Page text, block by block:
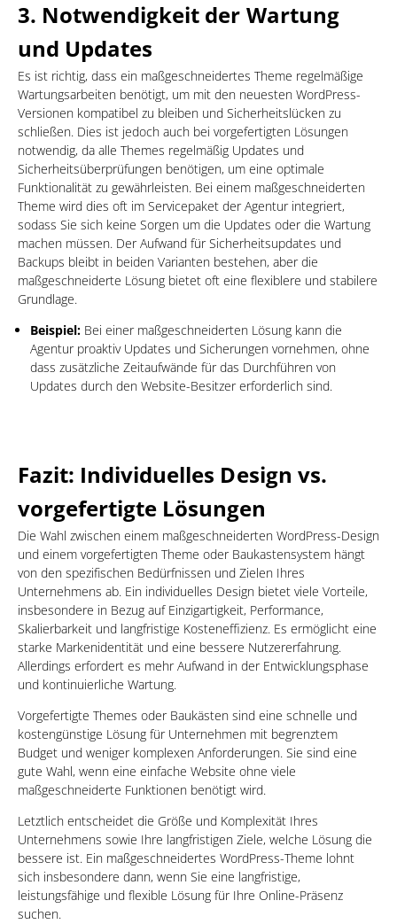
3. Notwendigkeit der Wartung
und Updates
Es ist richtig, dass ein maßgeschneidertes Theme regelmäßige
Wartungsarbeiten benötigt, um mit den neuesten WordPress-
Versionen kompatibel zu bleiben und Sicherheitslücken zu
schließen. Dies ist jedoch auch bei vorgefertigten Lösungen
notwendig, da alle Themes regelmäßig Updates und
Sicherheitsüberprüfungen benötigen, um eine optimale
Funktionalität zu gewährleisten. Bei einem maßgeschneiderten
Theme wird dies oft im Servicepaket der Agentur integriert,
sodass Sie sich keine Sorgen um die Updates oder die Wartung
machen müssen. Der Aufwand für Sicherheitsupdates und
Backups bleibt in beiden Varianten bestehen, aber die
maßgeschneiderte Lösung bietet oft eine flexiblere und stabilere
Grundlage.
Beispiel: Bei einer maßgeschneiderten Lösung kann die
Agentur proaktiv Updates und Sicherungen vornehmen, ohne
dass zusätzliche Zeitaufwände für das Durchführen von
Updates durch den Website-Besitzer erforderlich sind.
Fazit: Individuelles Design vs.
vorgefertigte Lösungen
Die Wahl zwischen einem maßgeschneiderten WordPress-Design
und einem vorgefertigten Theme oder Baukastensystem hängt
von den spezifischen Bedürfnissen und Zielen Ihres
Unternehmens ab. Ein individuelles Design bietet viele Vorteile,
insbesondere in Bezug auf Einzigartigkeit, Performance,
Skalierbarkeit und langfristige Kosteneffizienz. Es ermöglicht eine
starke Markenidentität und eine bessere Nutzererfahrung.
Allerdings erfordert es mehr Aufwand in der Entwicklungsphase
und kontinuierliche Wartung.
Vorgefertigte Themes oder Baukästen sind eine schnelle und
kostengünstige Lösung für Unternehmen mit begrenztem
Budget und weniger komplexen Anforderungen. Sie sind eine
gute Wahl, wenn eine einfache Website ohne viele
maßgeschneiderte Funktionen benötigt wird.
Letztlich entscheidet die Größe und Komplexität Ihres
Unternehmens sowie Ihre langfristigen Ziele, welche Lösung die
bessere ist. Ein maßgeschneidertes WordPress-Theme lohnt
sich insbesondere dann, wenn Sie eine langfristige,
leistungsfähige und flexible Lösung für Ihre Online-Präsenz
suchen.